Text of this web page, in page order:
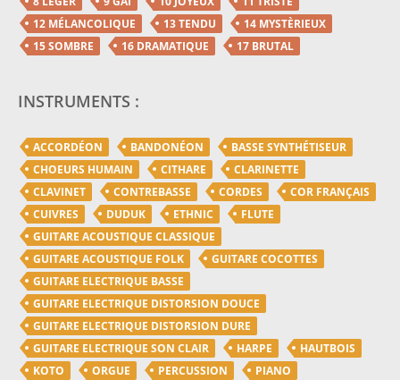
12 MÉLANCOLIQUE
13 TENDU
14 MYSTÈRIEUX
15 SOMBRE
16 DRAMATIQUE 17 BRUTAL
INSTRUMENTS :
ACCORDÉON BANDONÉON
BASSE SYNTHÉTISEUR
CHOEURS HUMAIN
CITHARE
CLARINETTE
CLAVINET
CONTREBASSE CORDES
COR FRANÇAIS
CUIVRES
DUDUK ETHNIC
FLUTE
GUITARE ACOUSTIQUE CLASSIQUE
GUITARE ACOUSTIQUE FOLK
GUITARE COCOTTES
GUITARE ELECTRIQUE BASSE
GUITARE ELECTRIQUE DISTORSION DOUCE
GUITARE ELECTRIQUE DISTORSION DURE
GUITARE ELECTRIQUE SON CLAIR
HARPE
HAUTBOIS
KOTO
ORGUE PERCUSSION
PIANO